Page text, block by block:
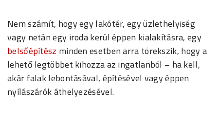
Nem számít, hogy egy lakótér, egy üzlethelyiség
vagy netán egy iroda kerül éppen kialakításra, egy
belsőépítész minden esetben arra törekszik, hogy a
lehető legtöbbet kihozza az ingatlanból – ha kell,
akár falak lebontásával, építésével vagy éppen
nyílászárók áthelyezésével.